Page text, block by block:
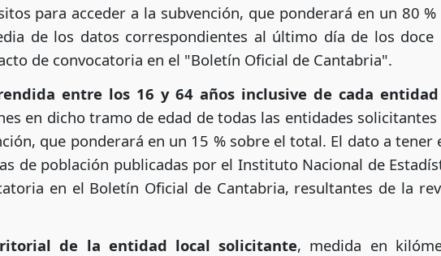
para acceder a la subvención, que ponderará en un 80
de los datos correspondientes al último día de los doce
de convocatoria en el "Boletín Oficial de Cantabria".
entre los 16 y 64 años inclusive de cada entidad
en dicho tramo de edad de todas las entidades
que ponderará en un 15 % sobre el total. El dato a tener
de población publicadas por el Instituto Nacional de
en el Boletín Oficial de Cantabria, resultantes de la
de la entidad local solicitante, medida en